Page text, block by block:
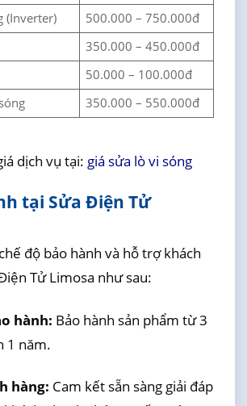
(Inverter)
500.000 – 750.000đ
350.000 – 450.000đ
50.000 – 100.000đ
350.000 – 550.000đ
dịch vụ tại: giá sửa lò vi sóng
tại Sửa Điện Tử
độ bảo hành và hỗ trợ khách
Tử Limosa như sau:
hành: Bảo hành sản phẩm từ 3
1 năm.
hàng: Cam kết sẵn sàng giải đáp